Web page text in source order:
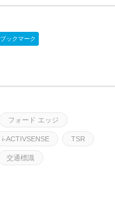
ブックマーク
フォード エッジ
i-ACTIVSENSE TSR
交通標識